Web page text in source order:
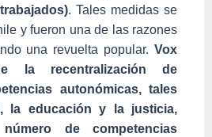
. Tales medidas se
y fueron una de las razones
una revuelta popular. Vox
la recentralización de
autonómicas, tales
la educación y la justicia,
de competencias